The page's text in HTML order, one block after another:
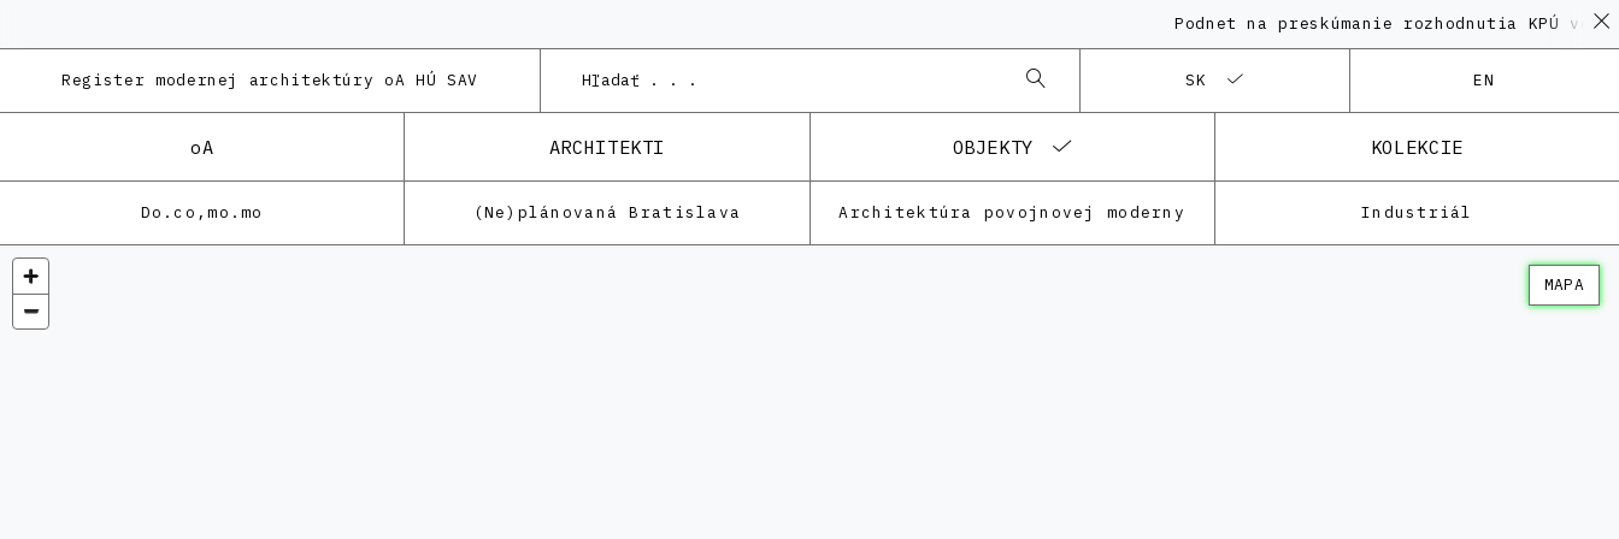
Podnet na preskúmanie rozhodnutia KPÚ vo
Register modernej architektúry oA HÚ SAV SK EN
oA ARCHITEKTI OBJEKTY KOLEKCIE
Do.co,mo.mo (Ne)plánovaná Bratislava Architektúra povojnovej moderny Industriál
MAPA